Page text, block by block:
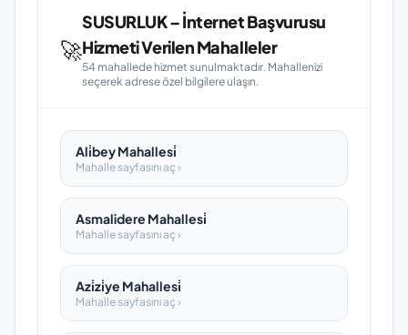
🚀
SUSURLUK – İnternet Başvurusu
Hizmeti Verilen Mahalleler
54 mahallede hizmet sunulmaktadır. Mahallenizi
seçerek adrese özel bilgilere ulaşın.
Ali̇bey Mahallesi̇
Mahalle sayfasını aç ›
Asmalidere Mahallesi̇
Mahalle sayfasını aç ›
Azi̇zi̇ye Mahallesi̇
Mahalle sayfasını aç ›